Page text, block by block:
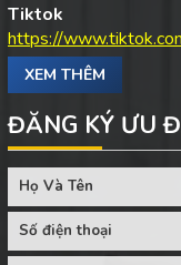
Tiktok
https://
XEM THÊM
ĐĂNG KÝ ƯU